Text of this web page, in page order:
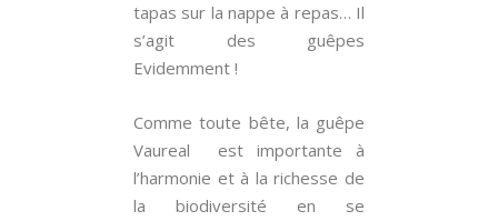
tapas sur la nappe à repas… Il
s’agit des guêpes
Evidemment !
Comme toute bête, la guêpe
Vaureal est importante à
l’harmonie et à la richesse de
la biodiversité en se